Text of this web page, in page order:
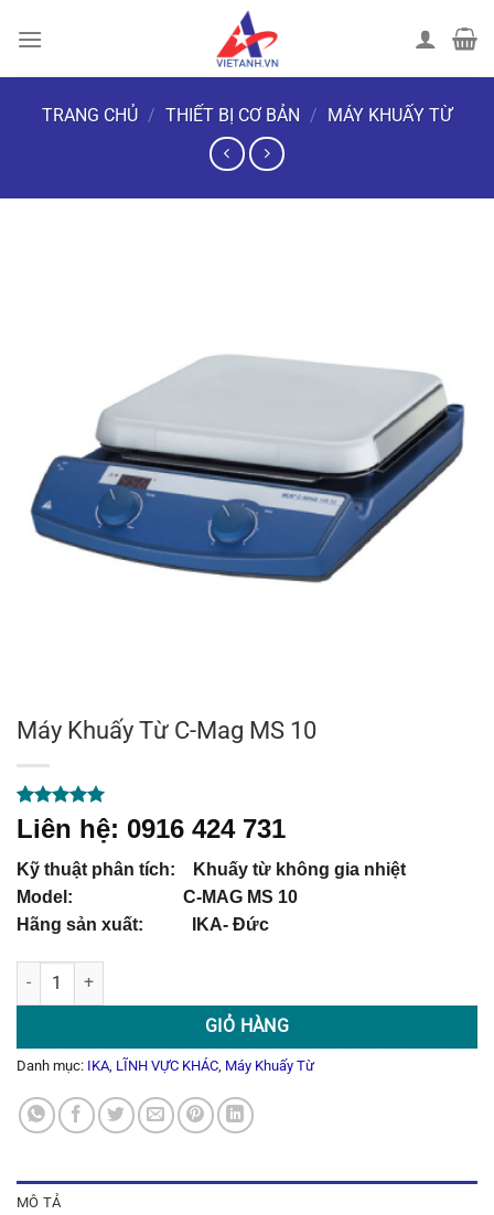
đến
TRANG CHỦ / THIẾT BỊ CƠ BẢN / MÁY KHUẤY TỪ
Máy Khuấy Từ C-Mag MS 10
5.00trên 5
dựa trên
1Liên hệ: 0916 424 731
Kỹ thuật phân tích: Khuấy từ không gia nhiệt
Model: C-MAG MS 10
Hãng sản xuất: IKA- Đức
Máy Khuấy Từ C-Mag MS 10 số lượng
GIỎ HÀNG
Danh mục: IKA LĨNH VỰC KHÁC Máy Khuấy Từ
MÔ TẢ